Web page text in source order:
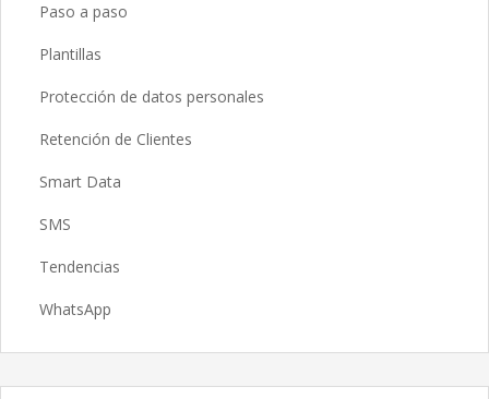
Paso a paso
Plantillas
Protección de datos personales
Retención de Clientes
Smart Data
SMS
Tendencias
WhatsApp